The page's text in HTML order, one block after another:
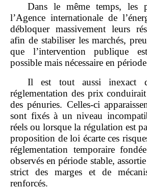
Dans le même temps, les
l’Agence internationale de
débloquer massivement leurs
afin de stabiliser les marchés,
que l’intervention publique
possible mais nécessaire en
Il est tout aussi inexact
réglementation des prix
des pénuries. Celles‑ci
sont fixés à un niveau
réels ou lorsque la régulation est
proposition de loi écarte ces
réglementation temporaire
observés en période stable,
strict des marges et de
renforcés.